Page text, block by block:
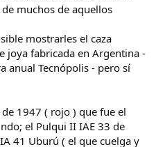
muchos de aquellos
mostrarles el caza
joya fabricada en Argentina -
anual Tecnópolis - pero sí
1947 ( rojo ) que fue el
el Pulqui II IAE 33 de
41 Uburú ( el que cuelga y